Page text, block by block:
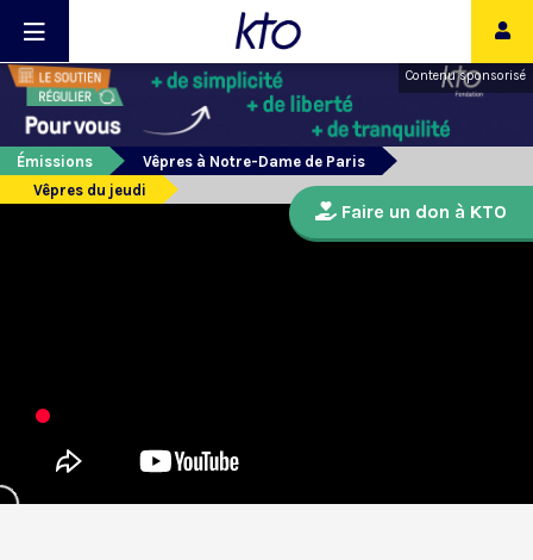
Contenu sponsorisé
Émissions
Vêpres à Notre-Dame de Paris
Vêpres du jeudi
Faire un don à KTO